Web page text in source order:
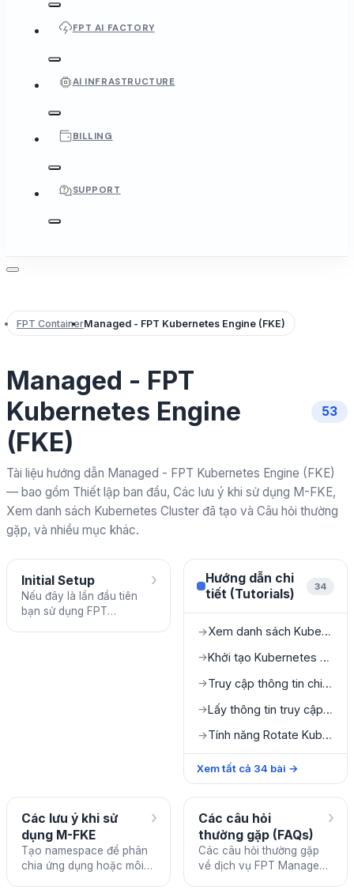
FPT AI FACTORY
AI INFRASTRUCTURE
BILLING
SUPPORT
FPT ContainerManaged - FPT Kubernetes Engine (FKE)
Managed - FPT
Kubernetes Engine
(FKE)
53
Tài liệu hướng dẫn Managed - FPT Kubernetes Engine (FKE)
— bao gồm Thiết lập ban đầu, Các lưu ý khi sử dụng M-FKE,
Xem danh sách Kubernetes Cluster đã tạo và Câu hỏi thường
gặp, và nhiều mục khác.
Initial Setup
Nếu đây là lần đầu tiên
bạn sử dụng FPT
›
Hướng dẫn chi
tiết (Tutorials)
34
→ Xem danh sách Kubernetes Cluster đã tạo
→ Khởi tạo Kubernetes Cluster mới
→ Truy cập thông tin chi tiết của Cluster
→ Lấy thông tin truy cập Cluster
→ Tính năng Rotate Kubeconfig
Xem tất cả 34 bài →
Các lưu ý khi sử
dụng M-FKE
Tạo namespace để phân
chia ứng dụng hoặc môi
›
Các câu hỏi
thường gặp (FAQs)
Các câu hỏi thường gặp
về dịch vụ FPT Managed
›